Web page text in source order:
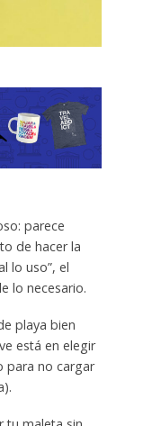
parece
de hacer la
lo uso”, el
lo necesario.
playa bien
está en elegir
para no cargar